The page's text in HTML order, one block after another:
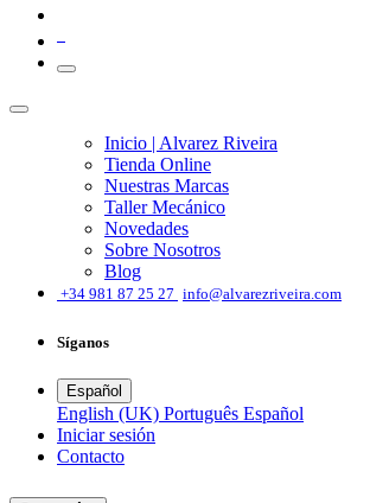
Inicio | Alvarez Riveira
Tienda Online
Nuestras Marcas
Taller Mecánico
Novedades
Sobre Nosotros
Blog
+34 981 87 25 27 info@alvarezriveira.com
Síganos
Español
English (UK) Português Español
Iniciar sesión
​Contacto